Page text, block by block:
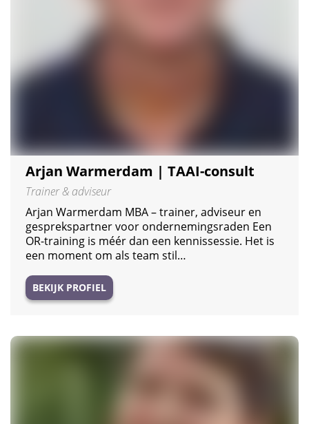
Arjan Warmerdam | TAAI-consult
Trainer & adviseur
Arjan Warmerdam MBA – trainer, adviseur en
gesprekspartner voor ondernemingsraden Een
OR-training is méér dan een kennissessie. Het is
een moment om als team stil…
BEKIJK PROFIEL